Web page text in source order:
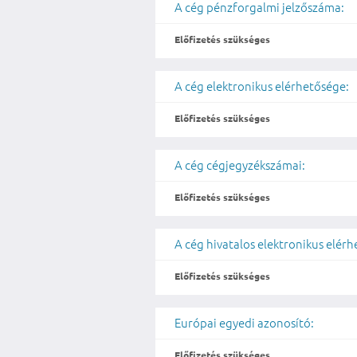
A cég pénzforgalmi jelzőszáma:
Előfizetés szükséges
A cég elektronikus elérhetősége:
Előfizetés szükséges
A cég cégjegyzékszámai:
Előfizetés szükséges
A cég hivatalos elektronikus
Előfizetés szükséges
Európai egyedi azonosító: